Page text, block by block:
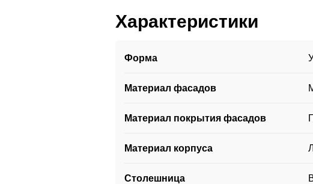
Характеристики
Форма
Материал фасадов
Материал покрытия фасадов
Материал корпуса
Столешница